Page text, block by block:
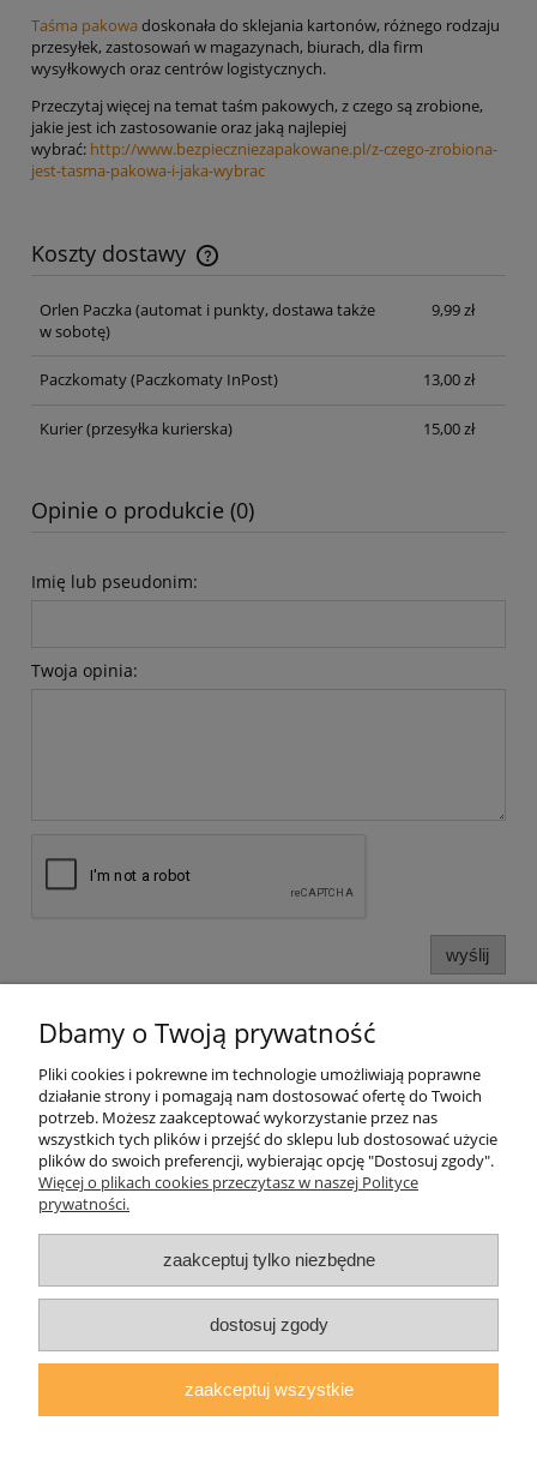
Taśma pakowa doskonała do sklejania kartonów, różnego rodzaju
przesyłek, zastosowań w magazynach, biurach, dla firm
wysyłkowych oraz centrów logistycznych.
Przeczytaj więcej na temat taśm pakowych, z czego są zrobione,
jakie jest ich zastosowanie oraz jaką najlepiej
wybrać: http://www.bezpieczniezapakowane.pl/z-czego-zrobiona-
jest-tasma-pakowa-i-jaka-wybrac
Koszty dostawy
Cena nie zawiera ewentualnych kosztów płatności
Orlen Paczka (automat i punkty, dostawa także
w sobotę)
9,99 zł
Paczkomaty(Paczkomaty InPost) 13,00 zł
Kurier(przesyłka kurierska) 15,00 zł
Opinie o produkcie (0)
Imię lub pseudonim:
Twoja opinia:
wyślij
Informacje o sklepie
Twoje konto
Koperty
Taśmy i noże bezpieczne
Dbamy o Twoją prywatność
Pliki cookies i pokrewne im technologie umożliwiają poprawne
działanie strony i pomagają nam dostosować ofertę do Twoich
potrzeb. Możesz zaakceptować wykorzystanie przez nas
wszystkich tych plików i przejść do sklepu lub dostosować użycie
plików do swoich preferencji, wybierając opcję "Dostosuj zgody".
Więcej o plikach cookies przeczytasz w naszej Polityce
prywatności.
zaakceptuj tylko niezbędne
dostosuj zgody
zaakceptuj wszystkie